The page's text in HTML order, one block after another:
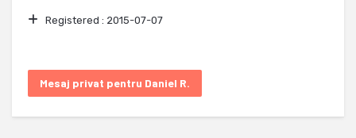
Registered : 2015-07-07
Mesaj privat pentru Daniel R.